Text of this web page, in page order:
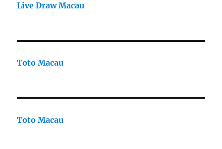
Live Draw Macau
Toto Macau
Toto Macau